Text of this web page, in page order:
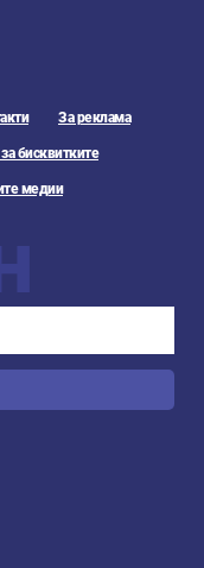
За реклама
бисквитките
медии